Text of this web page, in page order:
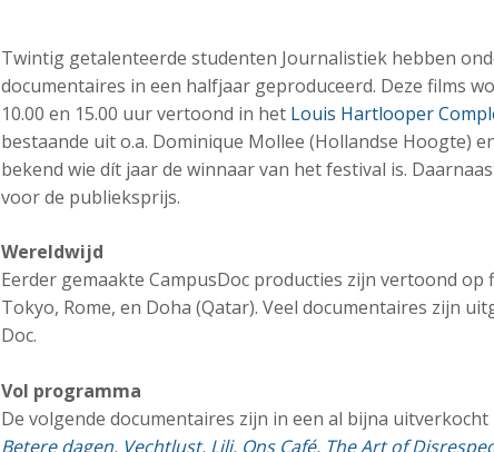
Twintig getalenteerde studenten Journalistiek hebben
documentaires in een halfjaar geproduceerd. Deze films
10.00 en 15.00 uur vertoond in het Louis Hartlooper
bestaande uit o.a. Dominique Mollee (Hollandse Hoogte)
bekend wie dít jaar de winnaar van het festival is.
voor de publieksprijs.
Wereldwijd
Eerder gemaakte CampusDoc producties zijn vertoond
Tokyo, Rome, en Doha (Qatar). Veel documentaires zijn
Doc.
Vol programma
De volgende documentaires zijn in een al bijna
Betere dagen, Vechtlust, Lili, Ons Café, The Art of